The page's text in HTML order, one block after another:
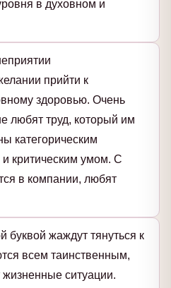
в духовном и
прийти к
здоровью. Очень
любят труд, который им
категорическим
критическим умом. С
в компании, любят
буквой жаждут тянуться к
всем таинственным,
жизненные ситуации.